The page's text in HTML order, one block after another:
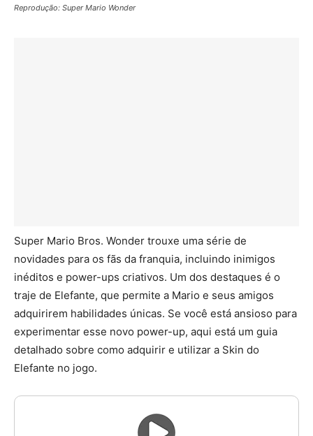
Reprodução: Super Mario Wonder
Super Mario Bros. Wonder trouxe uma série de
novidades para os fãs da franquia, incluindo inimigos
inéditos e power-ups criativos. Um dos destaques é o
traje de Elefante, que permite a Mario e seus amigos
adquirirem habilidades únicas. Se você está ansioso para
experimentar esse novo power-up, aqui está um guia
detalhado sobre como adquirir e utilizar a Skin do
Elefante no jogo.